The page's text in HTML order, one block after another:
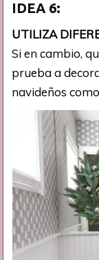
IDEA 6:
UTILIZA
Si en cambio,
prueba a
navideños